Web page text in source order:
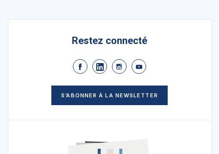
Restez connecté
S’ABONNER À LA NEWSLETTER